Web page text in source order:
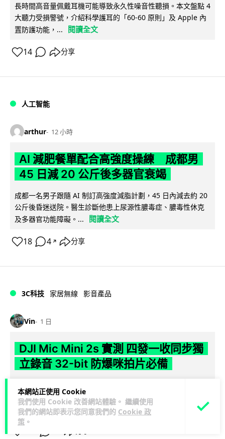
本網站正使用 Cookie
我們使用 Cookie 改善網站體驗。 繼續使用
我們的網站即表示您同意我們的 Cookie 政
策 。
長時間高音量佩戴耳機可能導致永久性噪音性聽損。本文盤點 4
大聽力受損警號，介紹科學護耳的「60-60 原則」及 Apple 內
置防護功能，...
閱讀全文
14 分享
人工智能
arthur 12 小時
AI 減肥餐單配合高強度操練 成都男
45 日減 20 公斤後多器官衰竭
成都一名男子跟隨 AI 制訂高強度減脂計劃，45 日內減去約 20
公斤後昏迷送院。醫生診斷他患上尿源性膿毒症、膿毒性休克
及多器官功能障礙。...
閱讀全文
18 4 ↗ 分享
3C科技 家居無線 影音產品
Vin 1 日
DJI Mic Mini 2s 實測 四發一收同步獨
立錄音 32-bit 防爆咪拍片必備
音，並首度下放 32-bit Float 浮點內錄功能。本文經實測其...
閱讀全文